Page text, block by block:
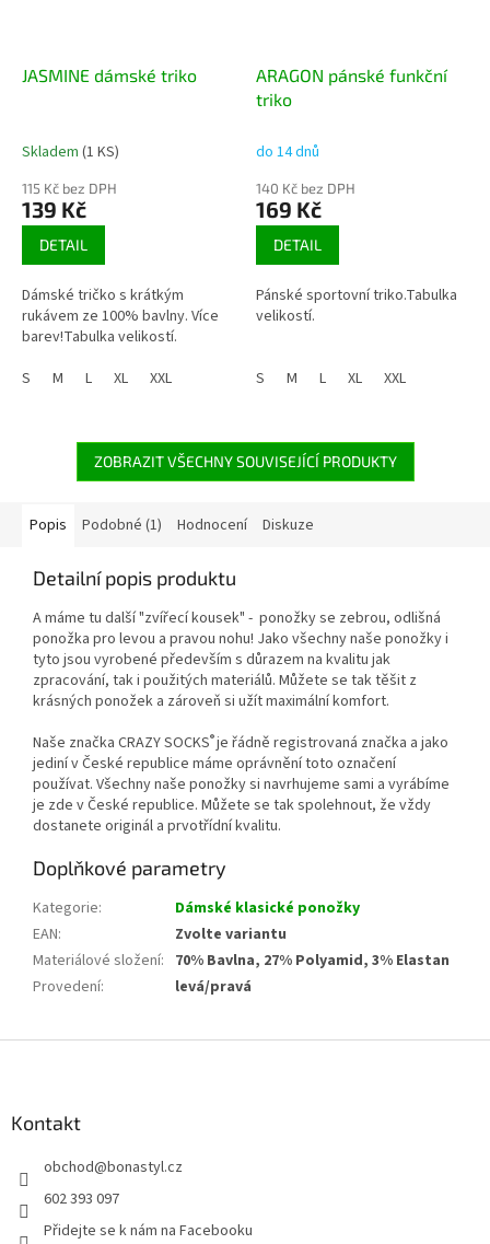
JASMINE dámské triko
Skladem (1 KS)
115 Kč bez DPH
139 Kč
DETAIL
Dámské tričko s krátkým
rukávem ze 100% bavlny. Více
barev!Tabulka velikostí.
S
M L XL XXL
ARAGON pánské funkční
triko
do 14 dnů
140 Kč bez DPH
169 Kč
DETAIL
Pánské sportovní triko.Tabulka
velikostí.
S M L XL XXL
ZOBRAZIT VŠECHNY SOUVISEJÍCÍ PRODUKTY
Popis Podobné (1) Hodnocení Diskuze
Detailní popis produktu
A máme tu další "zvířecí kousek" - ponožky se zebrou, odlišná
ponožka pro levou a pravou nohu! Jako všechny naše ponožky i
tyto jsou vyrobené především s důrazem na kvalitu jak
zpracování, tak i použitých materiálů. Můžete se tak těšit z
krásných ponožek a zároveň si užít maximální komfort.
Naše značka CRAZY SOCKS®je řádně registrovaná značka a jako
jediní v České republice máme oprávnění toto označení
používat. Všechny naše ponožky si navrhujeme sami a vyrábíme
je zde v České republice. Můžete se tak spolehnout, že vždy
dostanete originál a prvotřídní kvalitu.
Doplňkové parametry
Kategorie:
Dámské klasické ponožky
EAN:
Zvolte variantu
Materiálové složení: 70% Bavlna, 27% Polyamid, 3% Elastan
Provedení: levá/pravá
Kontakt
obchod@bonastyl.cz
602 393 097
Přidejte se k nám na Facebooku